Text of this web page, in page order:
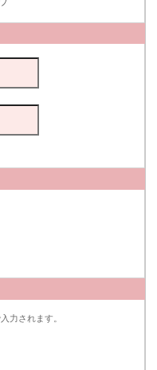
力されます。